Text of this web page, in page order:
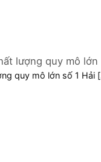
lượng quy mô lớn
quy mô lớn số 1 Hải